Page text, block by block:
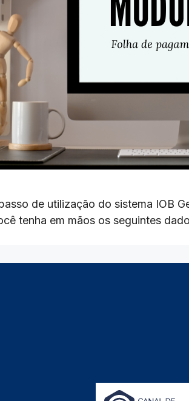
de utilização do sistema IOB
tenha em mãos os seguintes